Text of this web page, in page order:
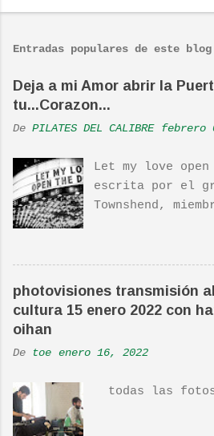
o
n
t
a
i
o
s
Entradas populares de este blog
Deja a mi Amor abrir la
tu...Corazon...
De PILATES DEL CALIBRE febrero
Let my love
escrita por el
Townshend,
Glass, del
a estar en el
es deliciosa de
ha sido
de veces. Aquí
ver una
por TOE hace
os la
photovisiones transmisión
cultura 15 enero 2022 con
oihan
De toe enero 16, 2022
todas las